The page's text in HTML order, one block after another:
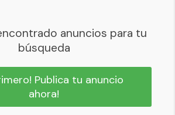
anuncios para tu
búsqueda
Publica tu anuncio
ahora!